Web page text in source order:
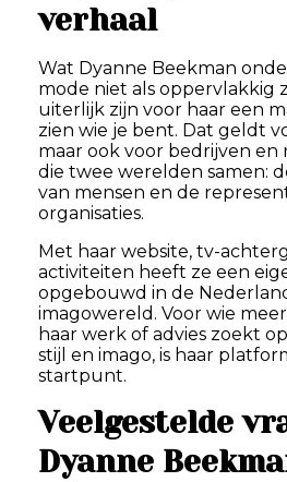
verhaal
Wat Dyanne Beekman
mode niet als oppervlakkig
uiterlijk zijn voor haar een
zien wie je bent. Dat geldt
maar ook voor bedrijven
die twee werelden samen:
van mensen en de
organisaties.
Met haar website, tv-
activiteiten heeft ze een
opgebouwd in de
imagowereld. Voor wie
haar werk of advies zoekt
stijl en imago, is haar
startpunt.
Veelgestelde
Dyanne